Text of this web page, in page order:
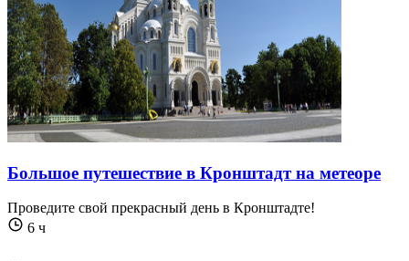
Большое путешествие в Кронштадт на метеоре
Проведите свой прекрасный день в Кронштадте!
6 ч